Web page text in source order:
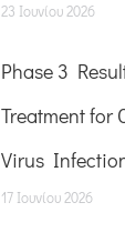
23 Ιουνίου 2026
Phase 3
Treatment
Virus
17 Ιουνίου 2026